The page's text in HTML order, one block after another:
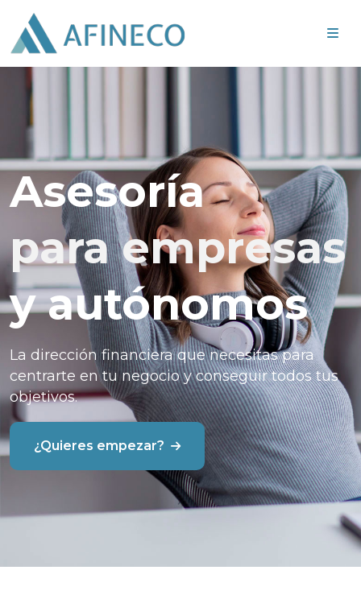
Asesoría
para empresas
y autónomos
La dirección financiera que necesitas para
centrarte en tu negocio y conseguir todos tus
objetivos.
¿Quieres empezar?